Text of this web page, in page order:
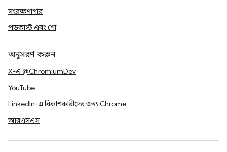
সংরক্ষণাগার
পডকাস্ট এবং শো
অনুসরণ করুন
X-এ @ChromiumDev
YouTube
LinkedIn-এ বিকাশকারীদের জন্য Chrome
আরএসএস